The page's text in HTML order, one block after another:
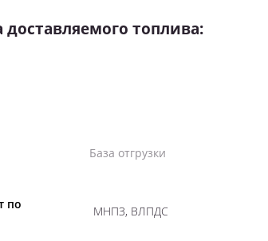
топлива:
База отгрузки
по
МНПЗ, ВЛПДС